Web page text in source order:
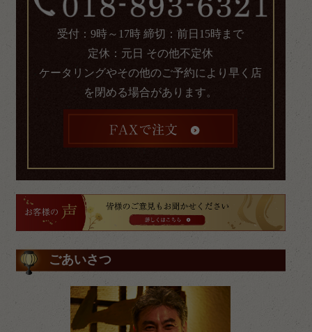
受付：9時～17時 締切：前日15時まで
定休：元日 その他不定休
ケータリングやその他のご予約により早く店
を閉める場合があります。
ごあいさつ